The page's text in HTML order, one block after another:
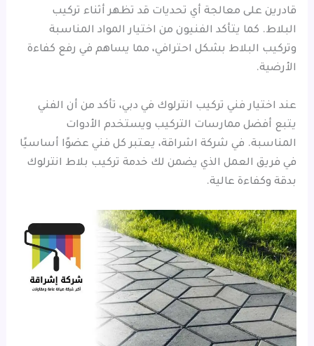
قادرين على معالجة أي تحديات قد تظهر أثناء تركيب
البلاط. كما يتأكد الفنيون من اختيار المواد المناسبة
وتركيب البلاط بشكل احترافي، مما يساهم في رفع كفاءة
الأرضية.
عند اختيار فني تركيب انترلوك في دبي، تأكد من أن الفني
يتبع أفضل ممارسات التركيب ويستخدم الأدوات
المناسبة. في شركة اشراقة، يعتبر كل فني عضوًا أساسيًا
في فريق العمل الذي يضمن لك خدمة تركيب بلاط انترلوك
بدقة وكفاءة عالية.